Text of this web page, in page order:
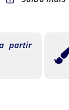
partir